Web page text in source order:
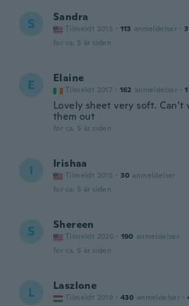
S Sandra
Tilmeldt 2015 · 113 anmeldelser ·
for ca. 5 år siden
E Elaine
Tilmeldt 2017 · 162 anmeldelser · 1
Lovely sheet very soft.
them out
for ca. 5 år siden
I Irishaa
Tilmeldt 2015 · 30 anmeldelser
for ca. 5 år siden
S Shereen
Tilmeldt 2020 · 190 anmeldelser
for ca. 5 år siden
L Laszlone
Tilmeldt 2019 · 430 anmeldelser ·